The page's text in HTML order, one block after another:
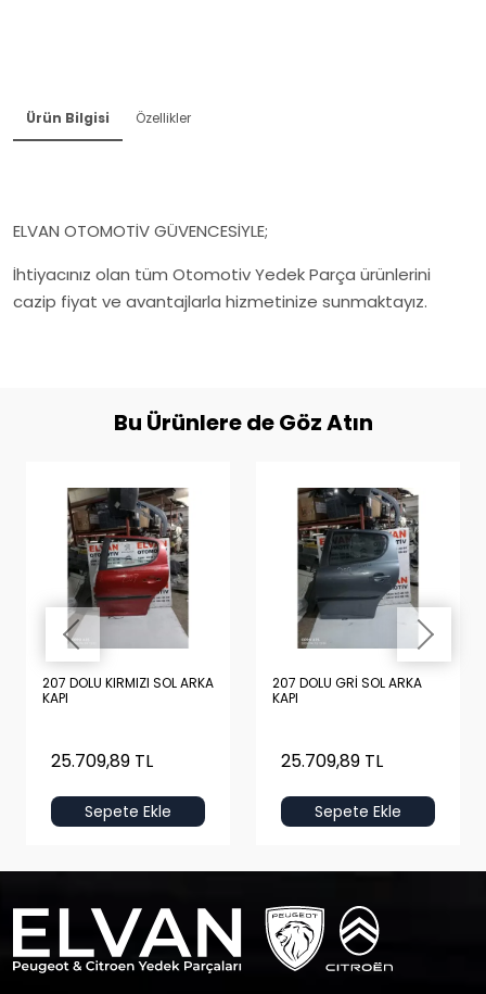
Ürün Bilgisi Özellikler
ELVAN OTOMOTİV GÜVENCESİYLE;
İhtiyacınız olan tüm Otomotiv Yedek Parça ürünlerini
cazip fiyat ve avantajlarla hizmetinize sunmaktayız.
Bu Ürünlere de Göz Atın
207 DOLU KIRMIZI SOL ARKA
KAPI
25.709,89 TL
Sepete Ekle
207 DOLU GRİ SOL ARKA
KAPI
25.709,89 TL
Sepete Ekle